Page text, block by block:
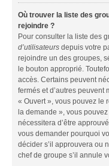
Où trouver la liste des
rejoindre ?
Pour consulter la liste des
d’utilisateurs depuis votre
rejoindre un des groupes,
le bouton approprié.
accès. Certains peuvent
fermés et d’autres peuvent
« Ouvert », vous pouvez le
la demande », vous
nécessitera d’être
vous demander pourquoi
décider s’il approuvera ou
chef de groupe s’il annule